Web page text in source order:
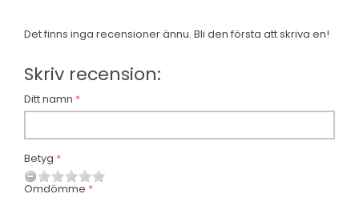
Det finns inga recensioner ännu. Bli den första att skriva en!
Skriv recension:
Ditt namn
Betyg
Omdömme